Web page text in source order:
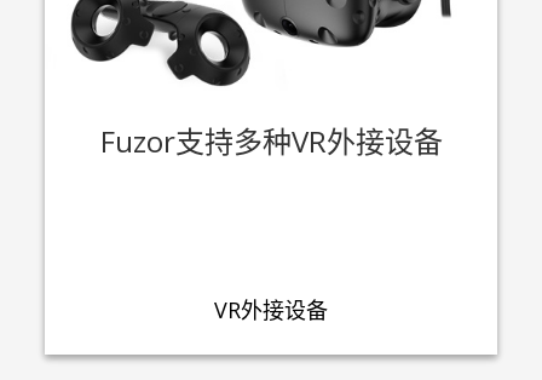
Fuzor支持多种VR外接设备
VR外接设备